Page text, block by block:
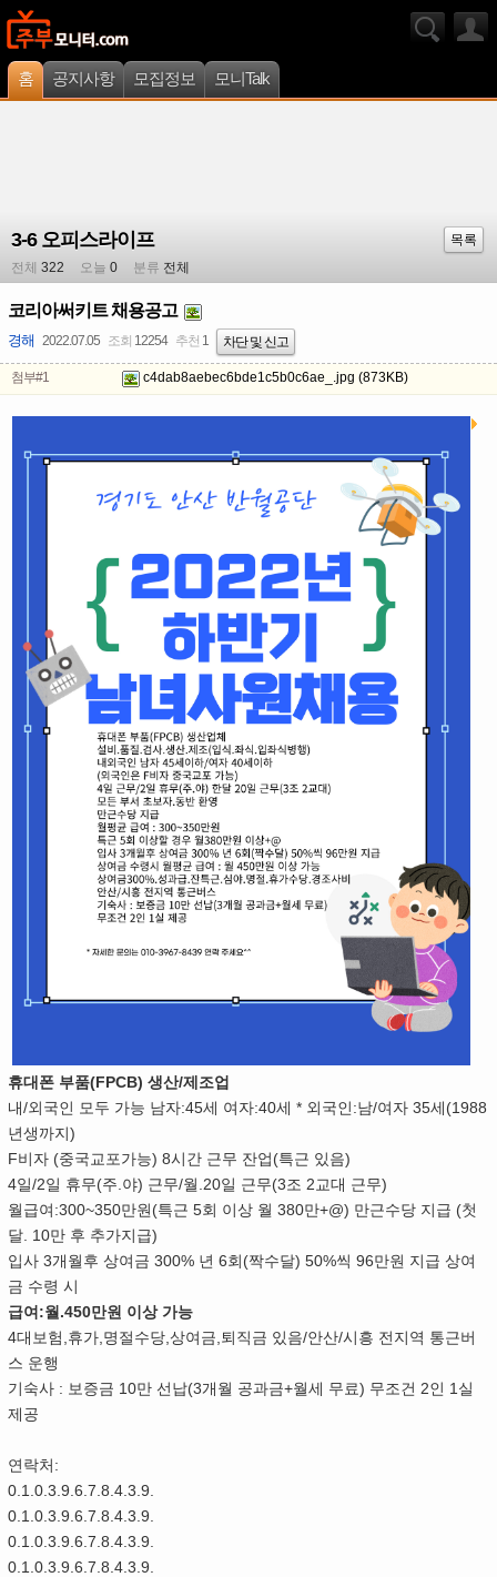
홈 공지사항 모집정보 모니Talk
3-6 오피스라이프
목록
전체 322 오늘 0 분류 전체
코리아써키트 채용공고
경해 2022.07.05 조회 12254 추천 1 차단 및 신고
첨부#1 c4dab8aebec6bde1c5b0c6ae_.jpg (873KB)
휴대폰 부품(FPCB) 생산/제조업
내/외국인 모두 가능 남자:45세 여자:40세 * 외국인:남/여자 35세(1988
년생까지)
F비자 (중국교포가능) 8시간 근무 잔업(특근 있음)
4일/2일 휴무(주.야) 근무/월.20일 근무(3조 2교대 근무)
월급여:300~350만원(특근 5회 이상 월 380만+@) 만근수당 지급 (첫
달. 10만 후 추가지급)
입사 3개월후 상여금 300% 년 6회(짝수달) 50%씩 96만원 지급 상여
금 수령 시
급여:월.450만원 이상 가능
4대보험,휴가,명절수당,상여금,퇴직금 있음/안산/시흥 전지역 통근버
스 운행
기숙사 : 보증금 10만 선납(3개월 공과금+월세 무료) 무조건 2인 1실
제공
연락처:
0.1.0.3.9.6.7.8.4.3.9.
0.1.0.3.9.6.7.8.4.3.9.
0.1.0.3.9.6.7.8.4.3.9.
0.1.0.3.9.6.7.8.4.3.9.